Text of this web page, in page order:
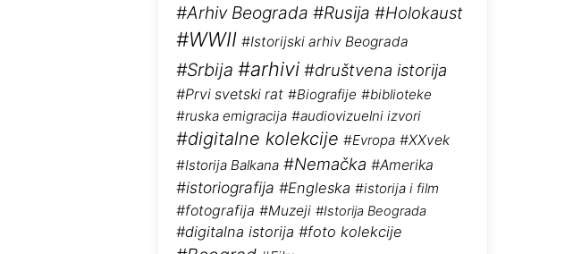
#Arhiv Beograda #Rusija #Holokaust
#WWII #Istorijski arhiv Beograda
#Srbija #arhivi #društvena istorija
#Prvi svetski rat #Biografije #biblioteke
#ruska emigracija #audiovizuelni izvori
#digitalne kolekcije #Evropa #XXvek
#Istorija Balkana #Nemačka #Amerika
#istoriografija #Engleska #istorija i film
#fotografija #Muzeji #Istorija Beograda
#digitalna istorija #foto kolekcije